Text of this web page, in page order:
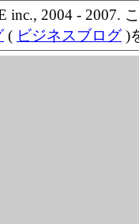
inc., 2004 - 2007.
( ビジネスブログ)